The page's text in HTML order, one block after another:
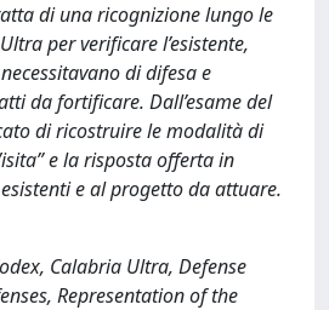
di una ricognizione lungo le
per verificare l’esistente,
di difesa e
da fortificare. Dall’esame del
di ricostruire le modalità di
e la risposta offerta in
e al progetto da attuare.
Calabria Ultra, Defense
Representation of the